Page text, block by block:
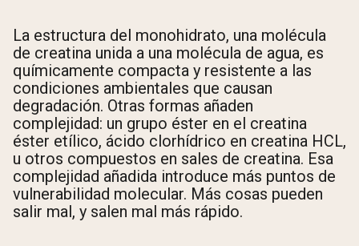
La estructura del monohidrato, una molécula
de creatina unida a una molécula de agua, es
químicamente compacta y resistente a las
condiciones ambientales que causan
degradación. Otras formas añaden
complejidad: un grupo éster en el creatina
éster etílico, ácido clorhídrico en creatina HCL,
u otros compuestos en sales de creatina. Esa
complejidad añadida introduce más puntos de
vulnerabilidad molecular. Más cosas pueden
salir mal, y salen mal más rápido.